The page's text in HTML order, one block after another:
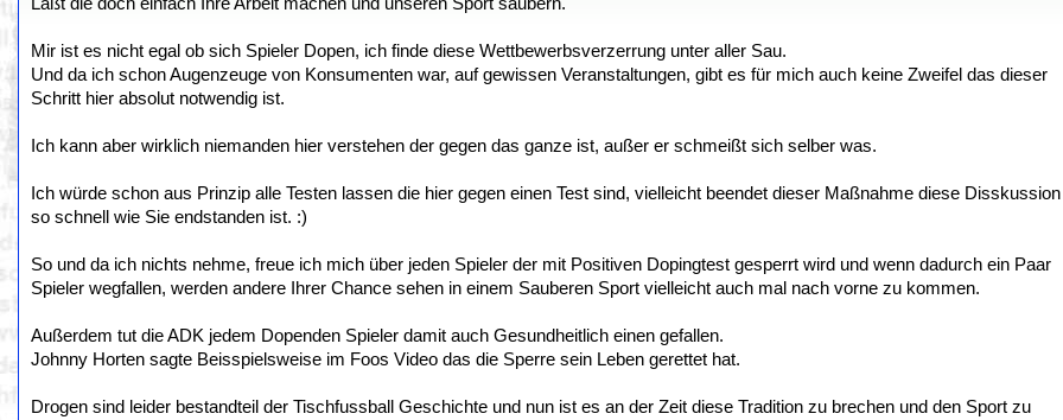
Mir ist es nicht egal ob sich Spieler Dopen, ich finde diese Wettbewerbsverzerrung unter aller Sau.
Und da ich schon Augenzeuge von Konsumenten war, auf gewissen Veranstaltungen, gibt es für mich auch keine Zweifel das dieser
Schritt hier absolut notwendig ist.
Ich kann aber wirklich niemanden hier verstehen der gegen das ganze ist, außer er schmeißt sich selber was.
Ich würde schon aus Prinzip alle Testen lassen die hier gegen einen Test sind, vielleicht beendet dieser Maßnahme diese Disskussion
so schnell wie Sie endstanden ist. :)
So und da ich nichts nehme, freue ich mich über jeden Spieler der mit Positiven Dopingtest gesperrt wird und wenn dadurch ein Paar
Spieler wegfallen, werden andere Ihrer Chance sehen in einem Sauberen Sport vielleicht auch mal nach vorne zu kommen.
Außerdem tut die ADK jedem Dopenden Spieler damit auch Gesundheitlich einen gefallen.
Johnny Horten sagte Beisspielsweise im Foos Video das die Sperre sein Leben gerettet hat.
Drogen sind leider bestandteil der Tischfussball Geschichte und nun ist es an der Zeit diese Tradition zu brechen und den Sport zu